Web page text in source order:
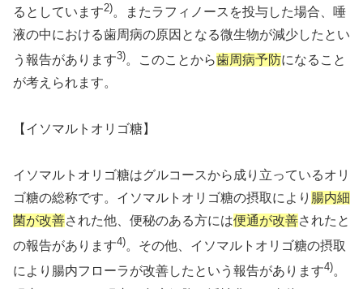
るとしています2)。またラフィノースを投与した場合、唾
液の中における歯周病の原因となる微生物が減少したとい
う報告があります3)。このことから歯周病予防になること
が考えられます。
【イソマルトオリゴ糖】
イソマルトオリゴ糖はグルコースから成り立っているオリ
ゴ糖の総称です。イソマルトオリゴ糖の摂取により 腸内細
菌が改善された他、便秘のある方には便通が改善されたと
の報告があります4)。その他、イソマルトオリゴ糖の摂取
により腸内フローラが改善したという報告があります4)。